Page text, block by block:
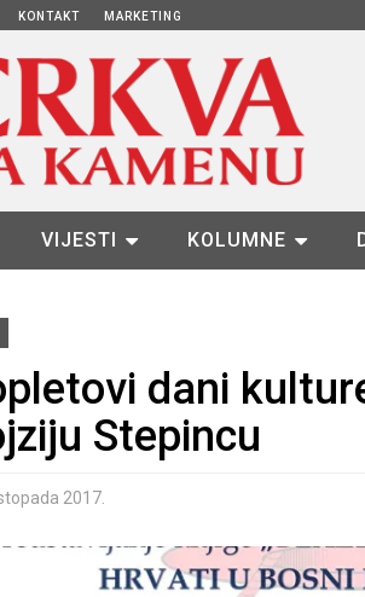
KONTAKT MARKETING
VIJESTI KOLUMNE
dani
Stepincu
2017.